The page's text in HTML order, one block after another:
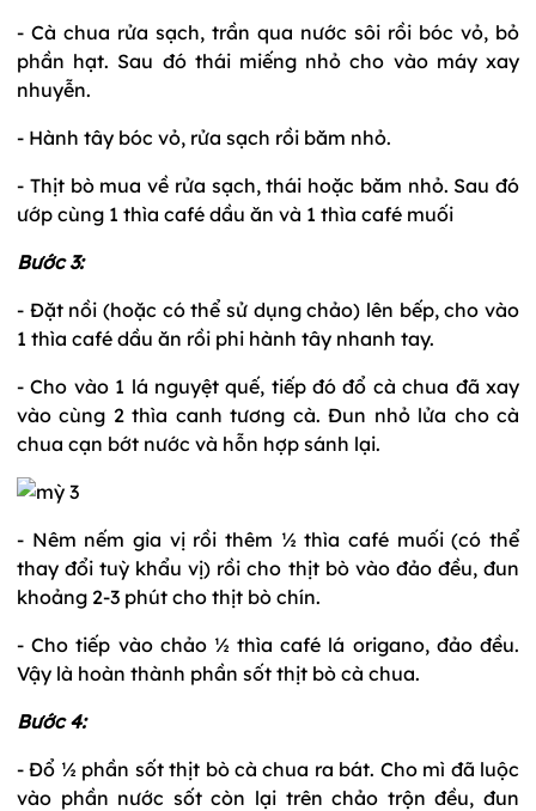
- Cà chua rửa sạch, trần qua nước sôi rồi bóc vỏ, bỏ
phần hạt. Sau đó thái miếng nhỏ cho vào máy xay
nhuyễn.
- Hành tây bóc vỏ, rửa sạch rồi băm nhỏ.
- Thịt bò mua về rửa sạch, thái hoặc băm nhỏ. Sau đó
ướp cùng 1 thìa café dầu ăn và 1 thìa café muối
Bước 3:
- Đặt nồi (hoặc có thể sử dụng chảo) lên bếp, cho vào
1 thìa café dầu ăn rồi phi hành tây nhanh tay.
- Cho vào 1 lá nguyệt quế, tiếp đó đổ cà chua đã xay
vào cùng 2 thìa canh tương cà. Đun nhỏ lửa cho cà
chua cạn bớt nước và hỗn hợp sánh lại.
- Nêm nếm gia vị rồi thêm ½ thìa café muối (có thể
thay đổi tuỳ khẩu vị) rồi cho thịt bò vào đảo đều, đun
khoảng 2-3 phút cho thịt bò chín.
- Cho tiếp vào chảo ½ thìa café lá origano, đảo đều.
Vậy là hoàn thành phần sốt thịt bò cà chua.
Bước 4:
- Đổ ½ phần sốt thịt bò cà chua ra bát. Cho mì đã luộc
vào phần nước sốt còn lại trên chảo trộn đều, đun